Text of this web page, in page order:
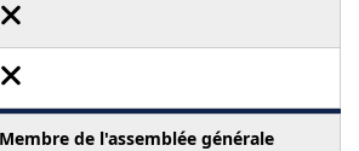
Membre de l'assemblée générale